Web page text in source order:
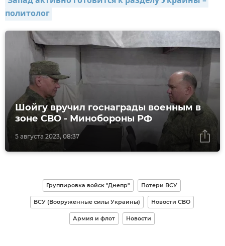
политолог
5 августа 2023, 08:37
Шойгу вручил госнаграды военным в
зоне СВО - Минобороны РФ
Группировка войск "Днепр" Потери ВСУ
ВСУ (Вооруженные силы Украины) Новости СВО
Армия и флот Новости